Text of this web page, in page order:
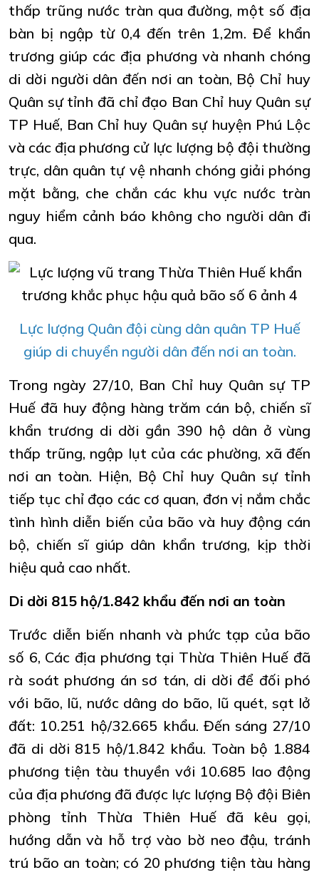
thấp trũng nước tràn qua đường, một số địa
bàn bị ngập từ 0,4 đến trên 1,2m. Để khẩn
trương giúp các địa phương và nhanh chóng
di dời người dân đến nơi an toàn, Bộ Chỉ huy
Quân sự tỉnh đã chỉ đạo Ban Chỉ huy Quân sự
TP Huế, Ban Chỉ huy Quân sự huyện Phú Lộc
và các địa phương cử lực lượng bộ đội thường
trực, dân quân tự vệ nhanh chóng giải phóng
mặt bằng, che chắn các khu vực nước tràn
nguy hiểm cảnh báo không cho người dân đi
qua.
Lực lượng Quân đội cùng dân quân TP Huế
giúp di chuyển người dân đến nơi an toàn.
Trong ngày 27/10, Ban Chỉ huy Quân sự TP
Huế đã huy động hàng trăm cán bộ, chiến sĩ
khẩn trương di dời gần 390 hộ dân ở vùng
thấp trũng, ngập lụt của các phường, xã đến
nơi an toàn. Hiện, Bộ Chỉ huy Quân sự tỉnh
tiếp tục chỉ đạo các cơ quan, đơn vị nắm chắc
tình hình diễn biến của bão và huy động cán
bộ, chiến sĩ giúp dân khẩn trương, kịp thời
hiệu quả cao nhất.
Di dời 815 hộ/1.842 khẩu đến nơi an toàn
Trước diễn biến nhanh và phức tạp của bão
số 6, Các địa phương tại Thừa Thiên Huế đã
rà soát phương án sơ tán, di dời để đối phó
với bão, lũ, nước dâng do bão, lũ quét, sạt lở
đất: 10.251 hộ/32.665 khẩu. Đến sáng 27/10
đã di dời 815 hộ/1.842 khẩu. Toàn bộ 1.884
phương tiện tàu thuyền với 10.685 lao động
của địa phương đã được lực lượng Bộ đội Biên
phòng tỉnh Thừa Thiên Huế đã kêu gọi,
hướng dẫn và hỗ trợ vào bờ neo đậu, tránh
trú bão an toàn; có 20 phương tiện tàu hàng